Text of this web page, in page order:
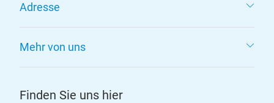
Adresse
Mehr von uns
Finden Sie uns hier